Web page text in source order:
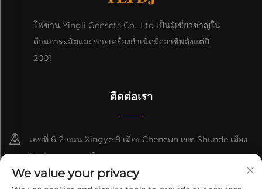
โฟชาน Yingli Gensets Co., Ltd เป็นผู้เชี่ยวชาญใน
ด้านการผลิตและขายเครื่องกําเนิดมืออาชีพตั้งแต่ปี
2001
ติดต่อเรา
เลขที่ 6-2 ถนน Xingye 8 เมือง Chencun เขต Shunde เมือง
Foshan กวางดง จีน
8618676517177
We value your privacy